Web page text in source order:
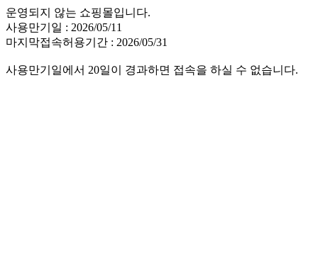
운영되지 않는 쇼핑몰입니다.
사용만기일 : 2026/05/11
마지막접속허용기간 : 2026/05/31
사용만기일에서 20일이 경과하면 접속을 하실 수 없습니다.